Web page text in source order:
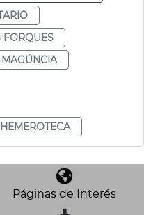
FORQUES
HEMEROTECA
Páginas de Interés